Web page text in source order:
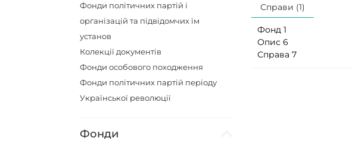
Фонди політичних партій і
організацій та підвідомчих їм
установ
Колекції документів
Фонди особового походження
Фонди політичних партій періоду
Української революції
Фонди
Справи (1)
Фонд 1
Опис 6
Справа 7